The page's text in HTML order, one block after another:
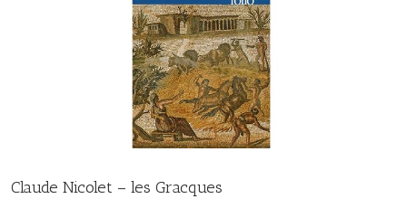
Claude Nicolet – les Gracques